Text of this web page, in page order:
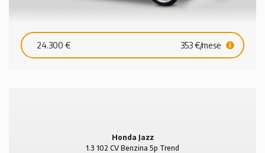
24.300 € 353 €/mese
Honda Jazz
1.3 102 CV Benzina 5p Trend